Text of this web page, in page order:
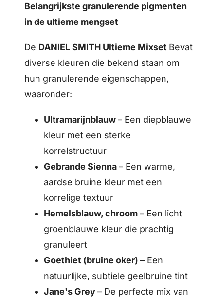
Belangrijkste granulerende pigmenten
in de ultieme mengset
De DANIEL SMITH Ultieme Mixset Bevat
diverse kleuren die bekend staan om
hun granulerende eigenschappen,
waaronder:
Ultramarijnblauw– Een diepblauwe
kleur met een sterke
korrelstructuur
Gebrande Sienna– Een warme,
aardse bruine kleur met een
korrelige textuur
Hemelsblauw, chroom– Een licht
groenblauwe kleur die prachtig
granuleert
Goethiet (bruine oker) – Een
natuurlijke, subtiele geelbruine tint
Jane's Grey– De perfecte mix van